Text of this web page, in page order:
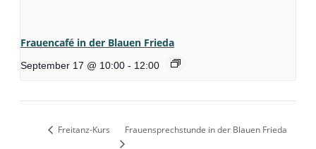
Frauencafé in der Blauen Frieda
September 17 @ 10:00 - 12:00
Freitanz-Kurs Frauensprechstunde in der Blauen Frieda